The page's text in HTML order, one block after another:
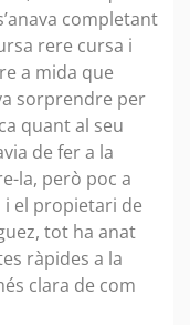
completant
rere cursa i
a mida que
sorprendre per
quant al seu
de fer a la
la, però poc a
i el propietari de
tot ha anat
ràpides a la
clara de com